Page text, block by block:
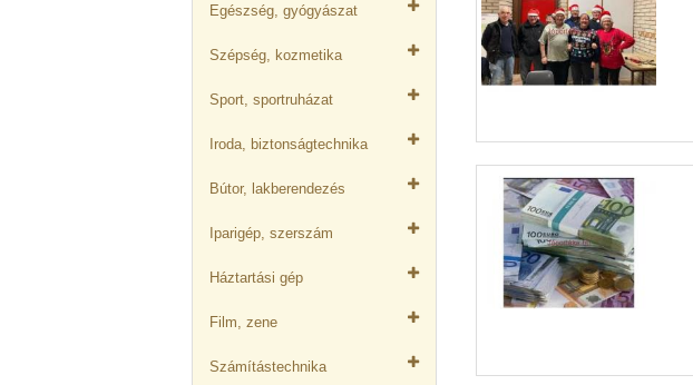
Egészség, gyógyászat
Szépség, kozmetika
Sport, sportruházat
Iroda, biztonságtechnika
Bútor, lakberendezés
Iparigép, szerszám
Háztartási gép
Film, zene
Számítástechnika